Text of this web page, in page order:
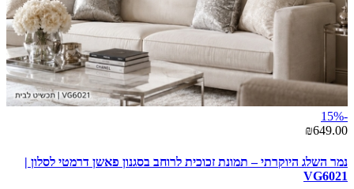
-15%
₪649.00
נמר השלג היוקרתי – תמונת זכוכית לרוחב בסגנון פאשן דרמטי לסלון |
VG6021